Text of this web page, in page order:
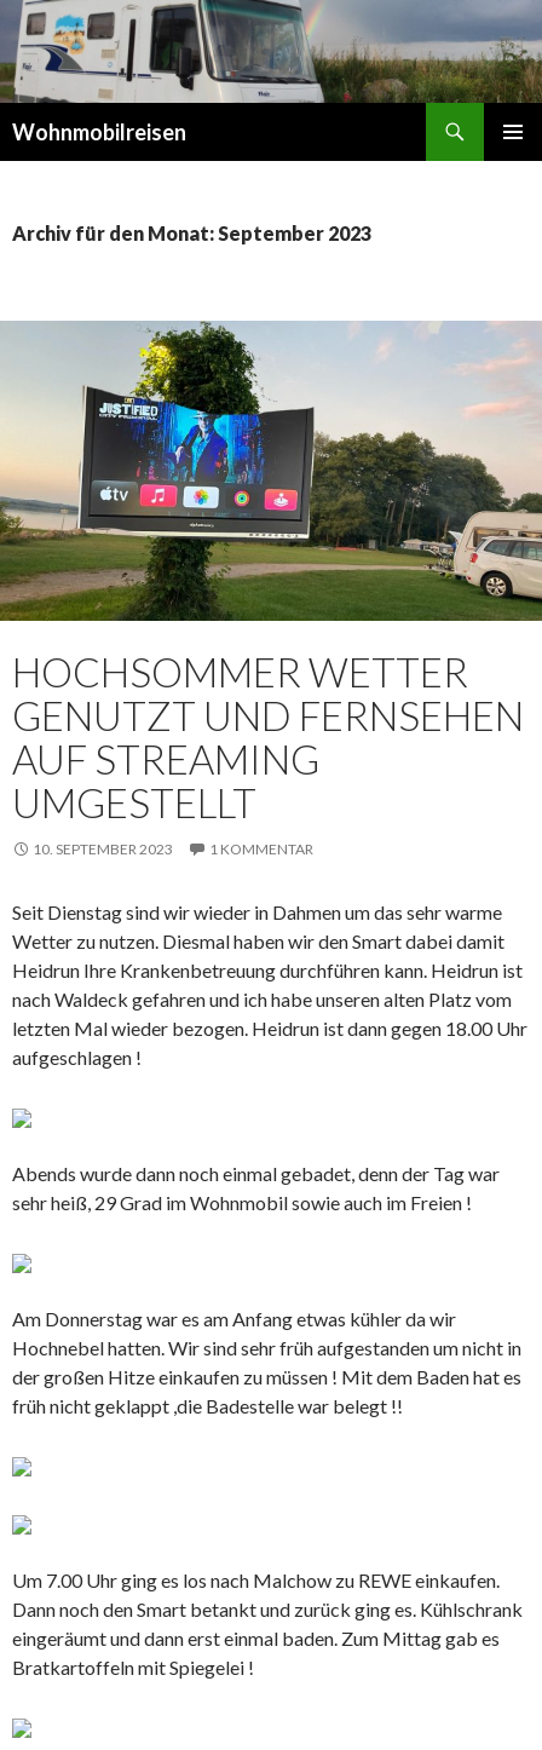
Wohnmobilreisen
Archiv für den Monat: September 2023
HOCHSOMMER WETTER
GENUTZT UND FERNSEHEN
AUF STREAMING
UMGESTELLT
10. SEPTEMBER 2023 1 KOMMENTAR
Seit Dienstag sind wir wieder in Dahmen um das sehr warme
Wetter zu nutzen. Diesmal haben wir den Smart dabei damit
Heidrun Ihre Krankenbetreuung durchführen kann. Heidrun ist
nach Waldeck gefahren und ich habe unseren alten Platz vom
letzten Mal wieder bezogen. Heidrun ist dann gegen 18.00 Uhr
aufgeschlagen !
Abends wurde dann noch einmal gebadet, denn der Tag war
sehr heiß, 29 Grad im Wohnmobil sowie auch im Freien !
Am Donnerstag war es am Anfang etwas kühler da wir
Hochnebel hatten. Wir sind sehr früh aufgestanden um nicht in
der großen Hitze einkaufen zu müssen ! Mit dem Baden hat es
früh nicht geklappt ,die Badestelle war belegt !!
Um 7.00 Uhr ging es los nach Malchow zu REWE einkaufen.
Dann noch den Smart betankt und zurück ging es. Kühlschrank
eingeräumt und dann erst einmal baden. Zum Mittag gab es
Bratkartoffeln mit Spiegelei !